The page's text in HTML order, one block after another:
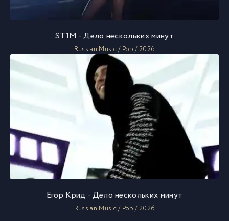
ST1M - Дело нескольких минут
Russian Music / Pop / 2026
Егор Крид - Дело нескольких минут
Russian Music / Pop / 2026